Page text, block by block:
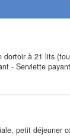
à 21 lits
- Serviette
petit déjeuner